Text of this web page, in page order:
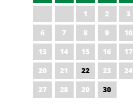
1 2 3
6
7 8 9 10
13
14 15 16 17
20
21 22 23 24
27
28 29 30